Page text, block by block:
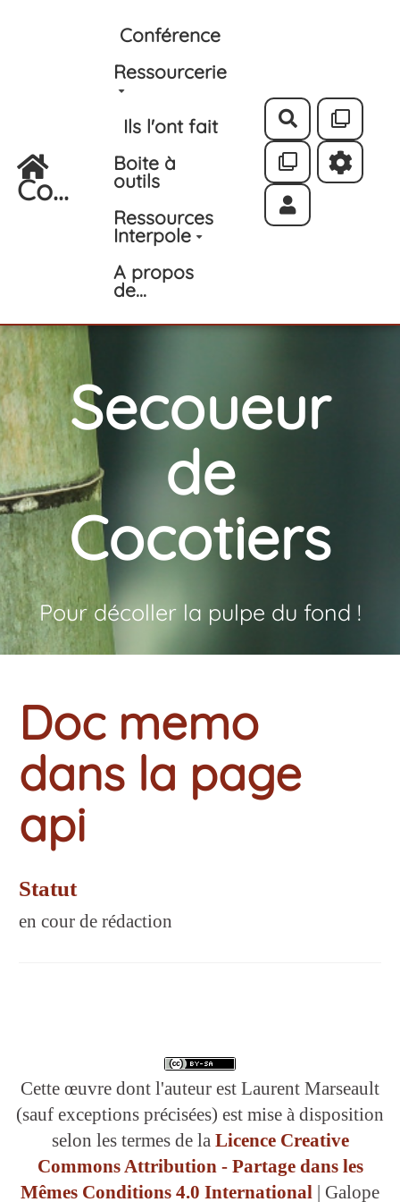
Aller au contenu principal
Co...
Conférence
Ressourcerie
Ils l'ont fait
Boite à
outils
Ressources
Interpole
A propos
de...
Rechercher
Secoueur
de
Cocotiers
Pour décoller la pulpe du fond !
Doc memo
dans la page
api
Statut
en cour de rédaction
Cette œuvre dont l'auteur est Laurent Marseault
(sauf exceptions précisées) est mise à disposition
selon les termes de la Licence Creative
Commons Attribution - Partage dans les
Mêmes Conditions 4.0 International | Galope